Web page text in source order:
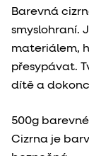
Barevná
smyslohraní.
materiálem,
přesypávat.
dítě a
500g
Cizrna je